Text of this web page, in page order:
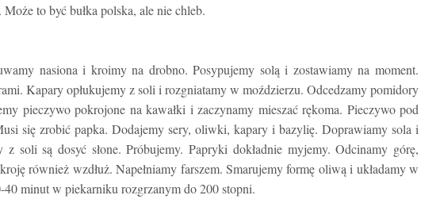
to być bułka polska, ale nie chleb.
nasiona i kroimy na drobno. Posypujemy solą i zostawiamy na moment.
Kapary opłukujemy z soli i rozgniatamy w moździerzu. Odcedzamy pomidory
pieczywo pokrojone na kawałki i zaczynamy mieszać rękoma. Pieczywo pod
się zrobić papka. Dodajemy sery, oliwki, kapary i bazylię. Doprawiamy sola i
soli są dosyć słone. Próbujemy. Papryki dokładnie myjemy. Odcinamy górę,
również wzdłuż. Napełniamy farszem. Smarujemy formę oliwą i układamy w
40 minutw piekarniku rozgrzanym do 200 stopni.